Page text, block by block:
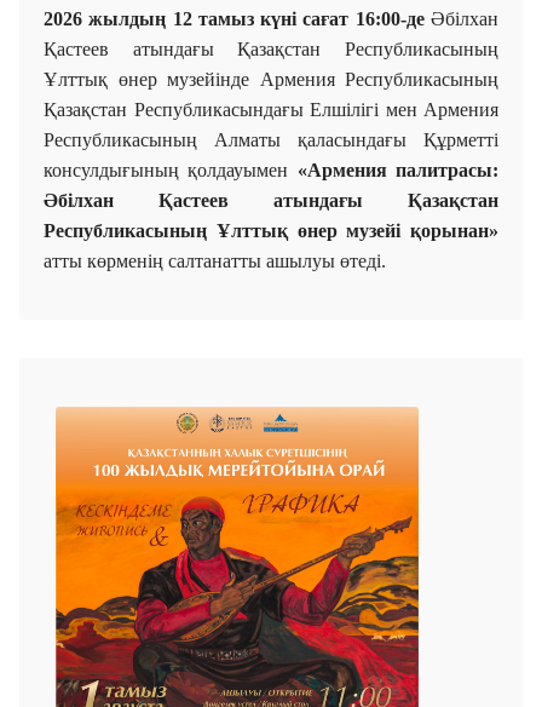
2026 жылдың 12 тамыз күні сағат 16:00-деӘбілхан
Қастеев атындағы Қазақстан Республикасының
Ұлттық өнер музейінде Армения Республикасының
Қазақстан Республикасындағы Елшілігі мен Армения
Республикасының Алматы қаласындағы Құрметті
консулдығының қолдауымен «Армения палитрасы:
Әбілхан Қастеев атындағы Қазақстан
Республикасының Ұлттық өнер музейі қорынан»
атты көрменің салтанатты ашылуы өтеді.